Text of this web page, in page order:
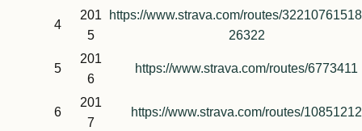
4
201
5
https://www.strava.com/routes/
26322
5
201
6
https://www.strava.com/routes/6773411
6
201
7
https://www.strava.com/routes/10851212